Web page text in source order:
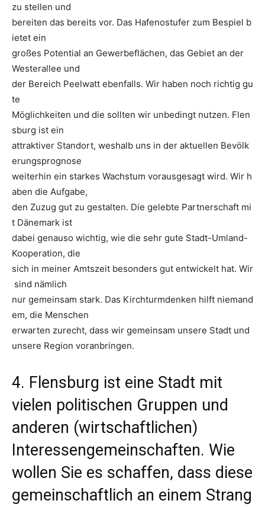
zu stellen und
bereiten das bereits vor. Das Hafenostufer zum Bespiel b
ietet ein
großes Potential an Gewerbeflächen, das Gebiet an der
Westerallee und
der Bereich Peelwatt ebenfalls. Wir haben noch richtig gu
te
Möglichkeiten und die sollten wir unbedingt nutzen. Flen
sburg ist ein
attraktiver Standort, weshalb uns in der aktuellen Bevölk
erungsprognose
weiterhin ein starkes Wachstum vorausgesagt wird. Wir h
aben die Aufgabe,
den Zuzug gut zu gestalten. Die gelebte Partnerschaft mi
t Dänemark ist
dabei genauso wichtig, wie die sehr gute Stadt-Umland-
Kooperation, die
sich in meiner Amtszeit besonders gut entwickelt hat. Wir
sind nämlich
nur gemeinsam stark. Das Kirchturmdenken hilft niemand
em, die Menschen
erwarten zurecht, dass wir gemeinsam unsere Stadt und
unsere Region voranbringen.
4. Flensburg ist eine Stadt mit
vielen politischen Gruppen und
anderen (wirtschaftlichen)
Interessengemeinschaften. Wie
wollen Sie es schaffen, dass diese
gemeinschaftlich an einem Strang